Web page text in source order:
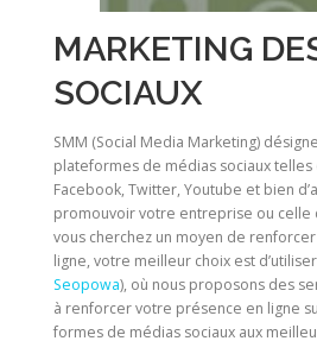
MARKETING
SOCIAUX
SMM (Social Media Marketing)
plateformes de médias sociaux telles
Facebook, Twitter, Youtube et bien
promouvoir votre entreprise ou celle
vous cherchez un moyen de
ligne, votre meilleur choix est
Seopowa), où nous proposons des
à renforcer votre présence en ligne
formes de médias sociaux aux